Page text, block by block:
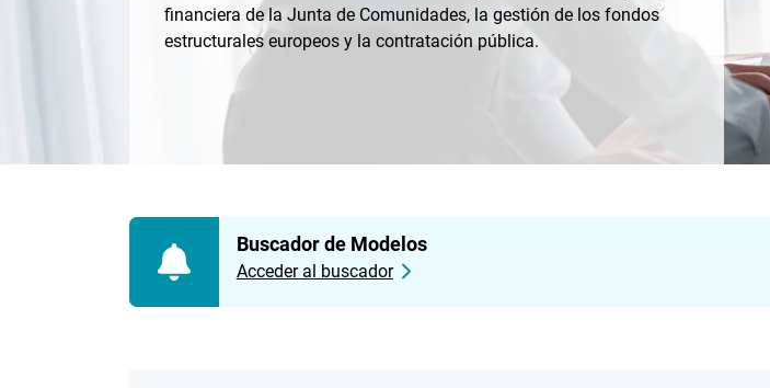
financiera de la Junta de Comunidades, la gestión de los fondos
estructurales europeos y la contratación pública.
Buscador de Modelos
Acceder al buscador